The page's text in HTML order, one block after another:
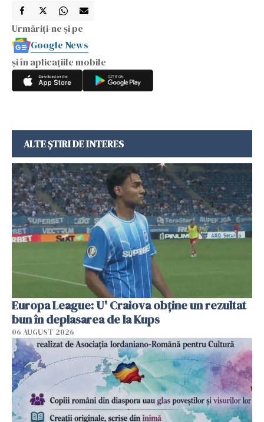
Urmăriți-ne și pe
Google News
și în aplicațiile mobile
ALTE ȘTIRI DE INTERES
Europa League: U' Craiova obține un rezultat
bun în deplasarea de la Kups
06 AUGUST 2026